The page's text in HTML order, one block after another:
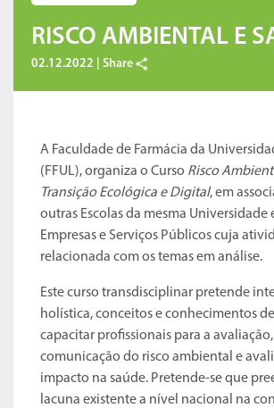
RISCO AMBIENTAL E
02.12.2022 | Share
A Faculdade de Farmácia da
(FFUL), organiza o Curso Risco
Transição Ecológica e Digital, em
outras Escolas da mesma Universidade
Empresas e Serviços Públicos cuja
relacionada com os temas em análise.
Este curso transdisciplinar pretende
holística, conceitos e conhecimentos
capacitar profissionais para a
comunicação do risco ambiental e
impacto na saúde. Pretende-se que
lacuna existente a nível nacional na